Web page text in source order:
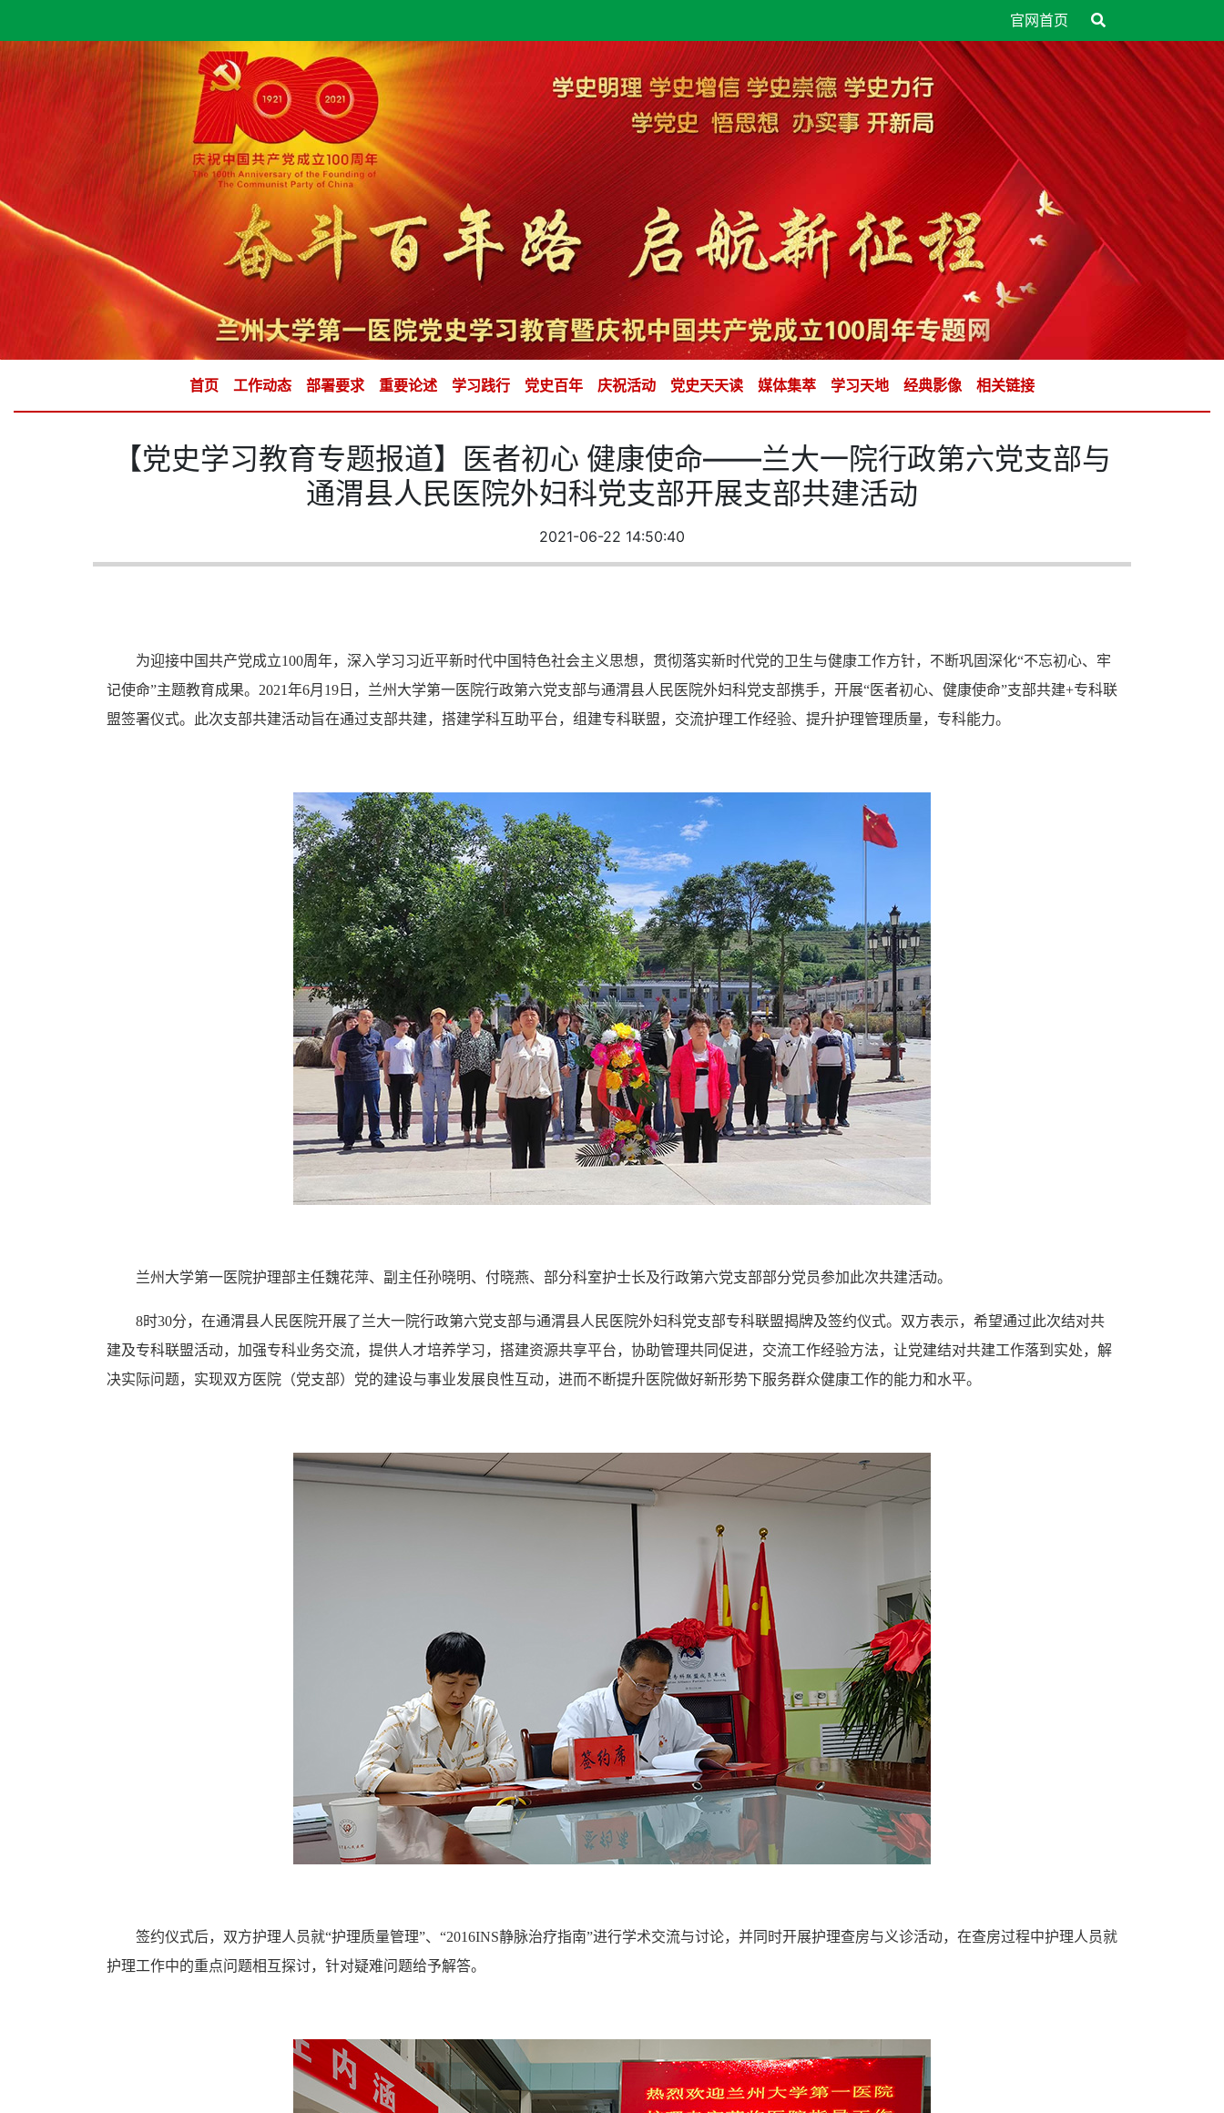
官网首页
首页 工作动态 部署要求 重要论述 学习践行 党史百年 庆祝活动 党史天天读 媒体集萃 学习天地 经典影像 相关链接
【党史学习教育专题报道】医者初心 健康使命——兰大一院行政第六党支部与
通渭县人民医院外妇科党支部开展支部共建活动
2021-06-22 14:50:40
为迎接中国共产党成立100周年，深入学习习近平新时代中国特色社会主义思想，贯彻落实新时代党的卫生与健康工作方针，不断巩固深化“不忘初心、牢
记使命”主题教育成果。2021年6月19日，兰州大学第一医院行政第六党支部与通渭县人民医院外妇科党支部携手，开展“医者初心、健康使命”支部共建+专科联
盟签署仪式。此次支部共建活动旨在通过支部共建，搭建学科互助平台，组建专科联盟，交流护理工作经验、提升护理管理质量，专科能力。
兰州大学第一医院护理部主任魏花萍、副主任孙晓明、付晓燕、部分科室护士长及行政第六党支部部分党员参加此次共建活动。
8时30分，在通渭县人民医院开展了兰大一院行政第六党支部与通渭县人民医院外妇科党支部专科联盟揭牌及签约仪式。双方表示，希望通过此次结对共
建及专科联盟活动，加强专科业务交流，提供人才培养学习，搭建资源共享平台，协助管理共同促进，交流工作经验方法，让党建结对共建工作落到实处，解
决实际问题，实现双方医院（党支部）党的建设与事业发展良性互动，进而不断提升医院做好新形势下服务群众健康工作的能力和水平。
签约仪式后，双方护理人员就“护理质量管理”、“2016INS静脉治疗指南”进行学术交流与讨论，并同时开展护理查房与义诊活动，在查房过程中护理人员就
护理工作中的重点问题相互探讨，针对疑难问题给予解答。